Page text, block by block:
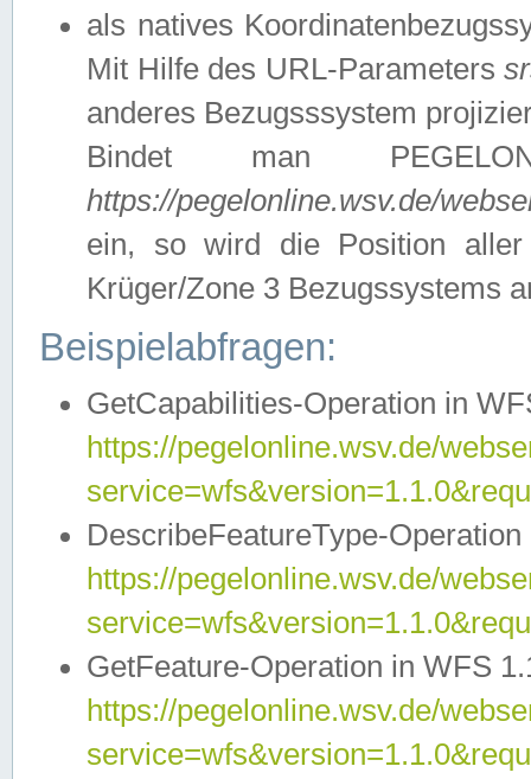
als natives
Mit Hilfe des URL-Parameters
anderes Bezugsssystem
Bindet man
https://pegelonline.wsv.de/
ein, so wird die Position
Krüger/Zone 3 Bezugssystems
Beispielabfragen:
GetCapabilities-Operation in
https://pegelonline.wsv.de/
DescribeFeatureType-
https://pegelonline.wsv.de/
GetFeature-Operation in WFS
https://pegelonline.wsv.de/